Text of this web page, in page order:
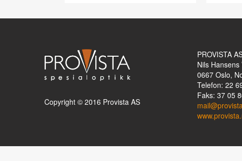
Copyright © 2016 Provista AS
PROVISTA
Nils Hansens
0667 Oslo,
Telefon: 22
Faks: 37 05